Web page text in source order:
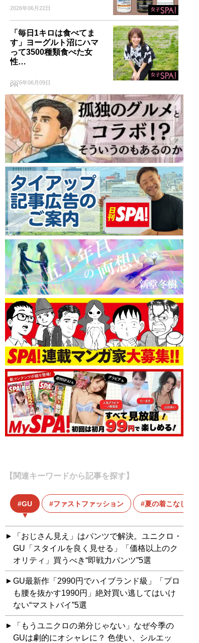
2026年06月22日
「毎日1キロは食べてま
す」ヨーグルト沼にハマ
って3500種類食べた女
性…
2026年06月09日
PR
【関連キーワードから記事を探す】
GU ファストファッション 夏の着こなし
「おじさん見え」はパンツで解決。ユニクロ・
GU「スタイルを良く見せる」「価格以上のク
オリティ」買うべき“即戦力パンツ”5選
GU最新作「2990円でハイブランド級」「プロ
も腰を抜かす1990円」絶対買い逃してはいけ
ない“マストバイ”5選
「もうユニクロの弟分じゃない」なぜ今季の
GUは劇的にオシャレに？ 色使い、シルエッ